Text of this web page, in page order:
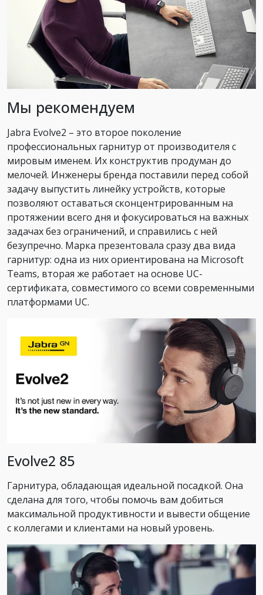
Мы рекомендуем
Jabra Evolve2 – это второе поколение
профессиональных гарнитур от производителя с
мировым именем. Их конструктив продуман до
мелочей. Инженеры бренда поставили перед собой
задачу выпустить линейку устройств, которые
позволяют оставаться сконцентрированным на
протяжении всего дня и фокусироваться на важных
задачах без ограничений, и справились с ней
безупречно. Марка презентовала сразу два вида
гарнитур: одна из них ориентирована на Microsoft
Teams, вторая же работает на основе UC-
сертификата, совместимого со всеми современными
платформами UC.
Evolve2 85
Гарнитура, обладающая идеальной посадкой. Она
сделана для того, чтобы помочь вам добиться
максимальной продуктивности и вывести общение
с коллегами и клиентами на новый уровень.